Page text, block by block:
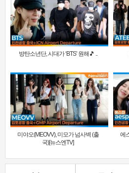
방탄소년단, 시대가 ‘BTS’ 원해🎵 ..
미야오(MEOVV), 미모가 넘사벽 (출
국)[뉴스엔TV]
에